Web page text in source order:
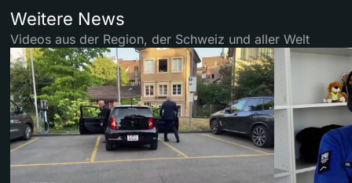
Weitere News
Videos aus der Region, der Schweiz und aller Welt